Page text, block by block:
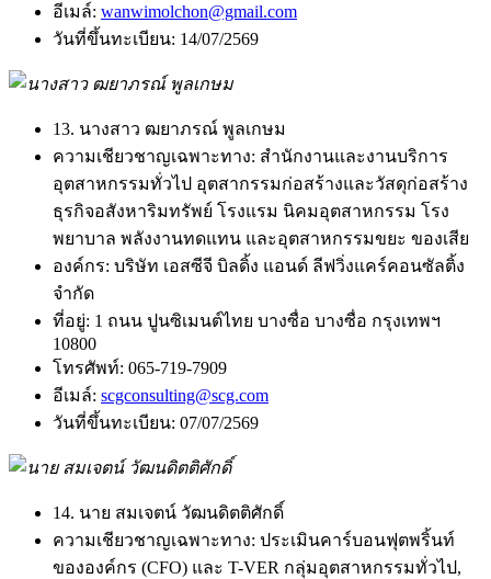
อีเมล์: wanwimolchon@gmail.com
วันที่ขึ้นทะเบียน: 14/07/2569
13. นางสาว ฒยาภรณ์ พูลเกษม
ความเชียวชาญเฉพาะทาง: สำนักงานและงานบริการ
อุตสาหกรรมทั่วไป อุตสากรรมก่อสร้างและวัสดุก่อสร้าง
ธุรกิจอสังหาริมทรัพย์ โรงแรม นิคมอุตสาหกรรม โรง
พยาบาล พลังงานทดแทน และอุตสาหกรรมขยะ ของเสีย
องค์กร: บริษัท เอสซีจี บิลดิ้ง แอนด์ ลีฟวิ่งแคร์คอนซัลติ้ง
จำกัด
ที่อยู่: 1 ถนน ปูนซิเมนต์ไทย บางซื่อ บางซื่อ กรุงเทพฯ
10800
โทรศัพท์: 065-719-7909
อีเมล์: scgconsulting@scg.com
วันที่ขึ้นทะเบียน: 07/07/2569
14. นาย สมเจตน์ วัฒนดิตติศักดิ์
ความเชียวชาญเฉพาะทาง: ประเมินคาร์บอนฟุตพริ้นท์
ขององค์กร (CFO) และ T-VER กลุ่มอุตสาหกรรมทั่วไป,